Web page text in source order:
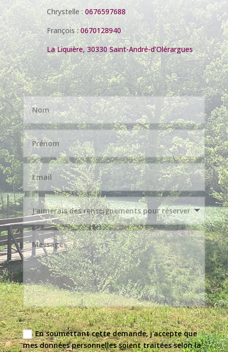
Chrystelle :0676597688
François :0670128940
La Liquière, 30330 Saint-André-d’Olérargues
-
En soumettant cette demande, j'accepte que
mes données personnelles soient traitées selon la